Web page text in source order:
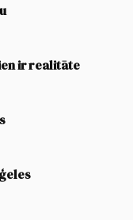
ir realitāte